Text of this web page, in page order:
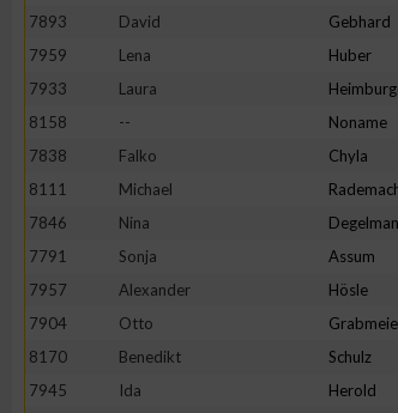
7893
David Gebhard
7959
Lena Huber
7933
Laura
8158
-- Noname
7838
Falko Chyla
8111
Michael
7846
Nina
7791
Sonja Assum
7957
Alexander Hösle
7904
Otto
8170
Benedikt Schulz
7945
Ida Herold
verschiedenen Quellen
Entwicklung und Verbesserung der Angebote
Verwendung reduzierter Daten zur Auswahl
IAB-Besonderheiten:
Verwendung genauer Standortdaten